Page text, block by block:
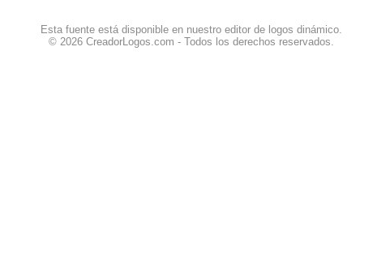
Esta fuente está disponible en nuestro editor de logos dinámico.
© 2026 CreadorLogos.com - Todos los derechos reservados.